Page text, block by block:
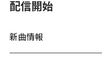
配信開始
新曲情報